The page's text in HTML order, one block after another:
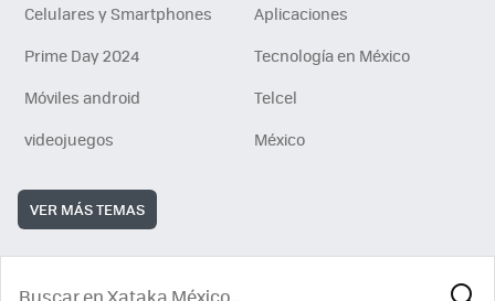
Celulares y Smartphones
Aplicaciones
Prime Day 2024
Tecnología en México
Móviles android
Telcel
videojuegos
México
VER MÁS TEMAS